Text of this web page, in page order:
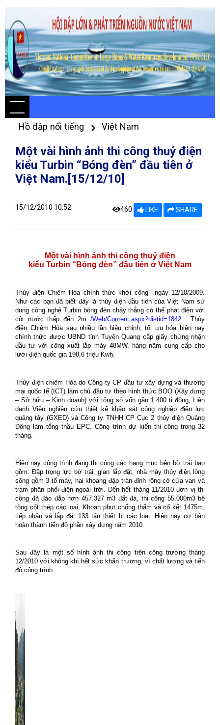
Hồ đập nổi tiếng Việt Nam
Một vài hình ảnh thi công thuỷ điện
kiểu Turbin “Bóng đèn” đầu tiên ở
Việt Nam.[15/12/10]
15/12/2010 10:52 460 LIKE SHARE
Một vài hình ảnh thi công thuỷ điện
kiểu Turbin “Bóng đèn” đầu tiên ở Việt Nam
Thủy điện Chiêm Hóa chính thức khởi công
ngày 12/10/2009.
Như các bạn đã biết đây là thủy điện đầu tiên của Việt Nam sử
dụng công nghệ Turbin bóng đèn chảy thẳng có thể phát điện với
cột nước thấp đến 2m /Web/Content.aspx?distid=1842. Thủy
điện Chiêm Hóa sau nhiều lần hiệu chỉnh, tối ưu hóa hiện nay
chính thức được UBND tỉnh Tuyên Quang cấp giấy chứng nhận
đầu tư với công xuất lắp máy 48MW, hàng năm cung cấp cho
lưới điện quốc gia 198,6 triệu Kwh.
Thủy điện chiêm Hóa do Công ty CP đầu tư xây dựng và thương
mại quốc tế (ICT) làm chủ đầu tư theo hình thức BOO (Xây dựng
– Sở hữu – Kinh doanh) với tổng số vốn gần 1.400 tỉ đồng, Liên
danh Viện nghiên cứu thiết kế khảo sát công nghiệp điện lực
quảng tây (GXED) và Công ty TNHH CP Cục 2 thủy điện Quảng
Đông làm tổng thầu EPC. Công trình dự kiến thi công trong 32
tháng.
Hiện nay công trình đang thi công các hạng mục bên bờ trái bao
gồm: Đập trọng lực bờ trái, gian lắp đặt, nhà máy thủy điện lòng
sông gồm 3 tổ máy, hai khoang đập tràn đỉnh rộng có cửa van và
trạm phân phối điện ngoài trời. Đến hết tháng 11/2010 đơn vị thi
công đã đào đắp hơn 457.327 m3 đất đá, thi công 55.000m3 bê
tông cốt thép các loại, Khoan phụt chống thấm và cố kết 1475m,
tiếp nhận và lắp đặt 133 tấn thiết bị các loại. Hiện nay cơ bản
hoàn thành tiến độ phần xây dựng năm 2010.
Sau đây là một số hình ảnh thi công trên công trường tháng
12/2010 với không khí hết sức khẩn trương, vì chất lượng và tiến
độ công trình.